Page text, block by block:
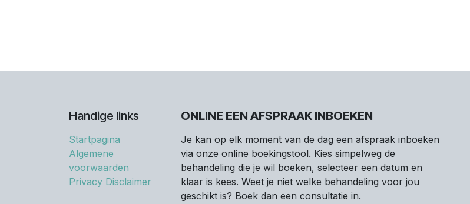
Handige links
Startpagina
Algemene
voorwaarden
Privacy Disclaimer
ONLINE EEN AFSPRAAK INBOEKEN
Je kan op elk moment van de dag een afspraak inboeken
via onze online boekingstool. Kies simpelweg de
behandeling die je wil boeken, selecteer een datum en
klaar is kees. Weet je niet welke behandeling voor jou
geschikt is? Boek dan een consultatie in.